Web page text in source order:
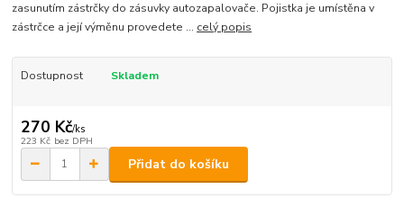
zasunutím zástrčky do zásuvky autozapalovače. Pojistka je umístěna v
zástrčce a její výměnu provedete ... celý popis
Dostupnost Skladem
270 Kč/ks
223 Kč bez DPH
Přidat do košíku